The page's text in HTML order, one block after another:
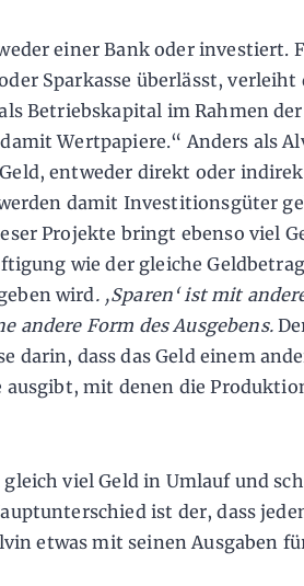
einer Bank oder investiert.
Sparkasse überlässt, verleiht
Betriebskapital im Rahmen
Wertpapiere.“ Anders als
entweder direkt oder
damit Investitionsgüter
Projekte bringt ebenso viel
wie der gleiche
wird. ‚Sparen‘ ist mit
andere Form des Ausgebens.
darin, dass das Geld einem
ausgibt, mit denen die
viel Geld in Umlauf und
ist der, dass
etwas mit seinen Ausgaben